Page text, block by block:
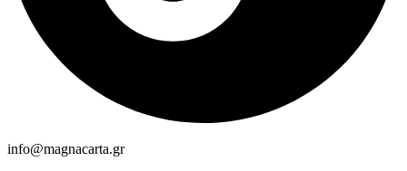
info@magnacarta.gr